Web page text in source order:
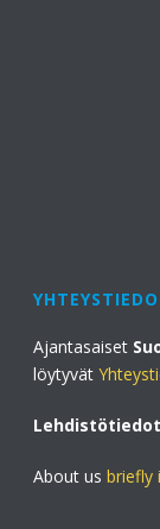
Ajantasaiset
löytyvät
About usbriefly